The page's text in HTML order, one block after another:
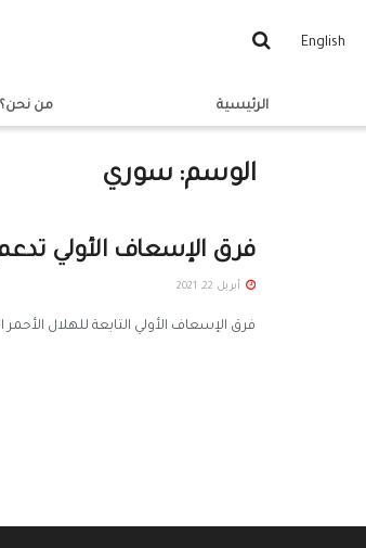
English
الرئيسية من نحن؟
الوسم: سوري
فرق الإسعاف الأولي
أبريل 22, 2021
فرق الإسعاف الأولي التابعة للهلال